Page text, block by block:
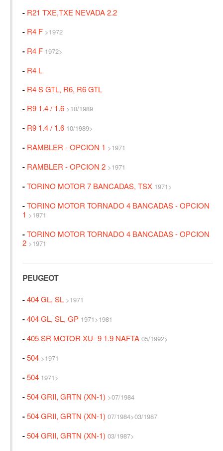
- R21 TXE,TXE NEVADA 2.2
- R4 F >1972
- R4 F 1972>
- R4 L
- R4 S GTL, R6, R6 GTL
- R9 1.4 / 1.6 >10/1989
- R9 1.4 / 1.6 10/1989>
- RAMBLER - OPCION 1 >1971
- RAMBLER - OPCION 2 >1971
-TORINO MOTOR 7 BANCADAS, TSX 1971>
-TORINO MOTOR TORNADO 4 BANCADAS - OPCION
1 >1971
-TORINO MOTOR TORNADO 4 BANCADAS - OPCION
2 >1971
PEUGEOT
-404 GL, SL >1971
-404 GL, SL, GP 1971>1981
-405 SR MOTOR XU- 9 1.9 NAFTA 05/1992>
-504 >1971
-504 1971>
-504 GRII, GRTN (XN-1) >07/1984
-504 GRII, GRTN (XN-1) 07/1984>03/1987
-504 GRII, GRTN (XN-1) 03/1987>